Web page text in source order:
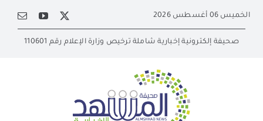
content
الخميس 06 أغسطس 2026
صحيفة إلكترونية إخبارية شاملة ترخيص وزارة الإعلام رقم 110601